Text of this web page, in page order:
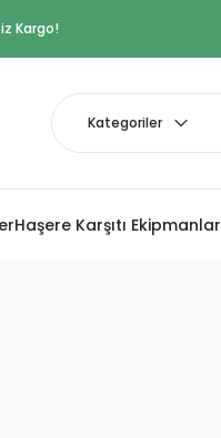
Kargo!
Haşere Karşıtı Ekipmanlar